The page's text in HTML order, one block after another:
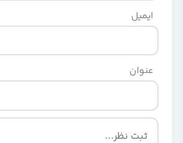
ایمیل
عنوان